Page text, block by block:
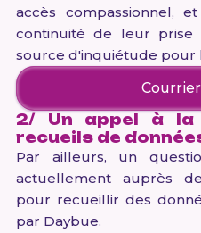
accès compassionnel,
continuité de leur prise
source d'inquiétude pour
2/ Un appel à la
recueils de
Par ailleurs, un
actuellement auprès
pour recueillir des
par Daybue.